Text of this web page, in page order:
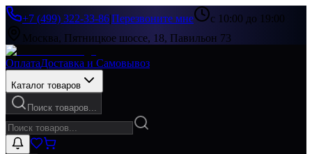
+7 (499) 322-33-86|Перезвоните мне
с 10:00 до 19:00
Москва, Пятницкое шоссе, 18, Павильон 73
ОплатаДоставка и Самовывоз
Каталог товаров
Поиск товаров...